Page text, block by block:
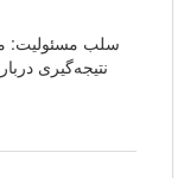
سلب مسئولیت:
نتیجه‌گیری